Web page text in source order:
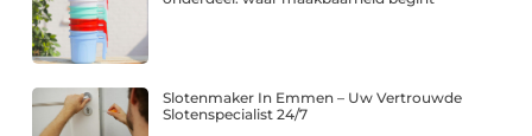
Slotenmaker In Emmen – Uw Vertrouwde
Slotenspecialist 24/7